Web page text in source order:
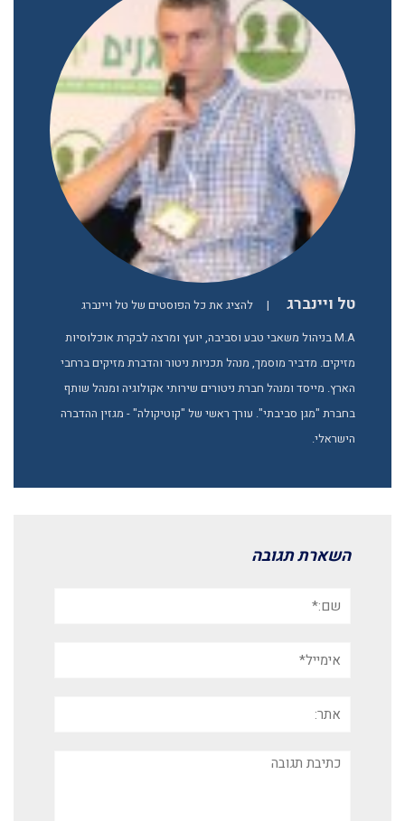
טל ויינברג |
להציג את כל הפוסטים של טל ויינברג
M.A בניהול משאבי טבע וסביבה, יועץ ומרצה לבקרת אוכלוסיות
מזיקים. מדביר מוסמך, מנהל תכניות ניטור והדברת מזיקים ברחבי
הארץ. מייסד ומנהל חברת ניטורים שירותי אקולוגיה ומנהל שותף
בחברת "מגן סביבתי". עורך ראשי של "קוטיקולה" - מגזין ההדברה
הישראלי.
השארת תגובה
תגובה